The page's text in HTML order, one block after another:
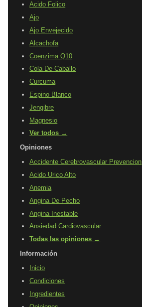
Acido Folico
Ajo
Ajo Envejecido
Alcachofa
Coenzima Q10
Cola De Caballo
Curcuma
Espino Blanco
Jengibre
Magnesio
Ver todos →
Opiniones
Accidente Cerebrovascular Prevencion
Acido Urico Alto
Anemia
Angina De Pecho
Angina Inestable
Ansiedad Cardiovascular
Todas las opiniones →
Información
Inicio
Condiciones
Ingredientes